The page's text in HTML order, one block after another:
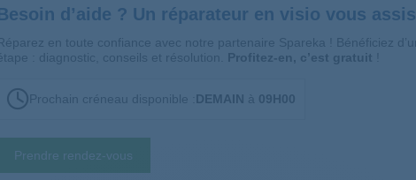
d’aide ? Un réparateur en visio vous
en toute confiance avec notre partenaire Spareka ! Bénéficiez
: diagnostic, conseils et résolution. Profitez-en, c’est gratuit
Prochain créneau disponible : DEMAIN à 09H00
Prendre rendez-vous